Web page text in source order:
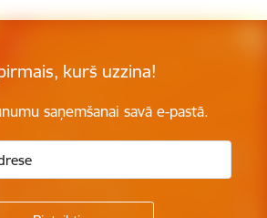
kurš uzzina!
saņemšanai savā e-pastā.